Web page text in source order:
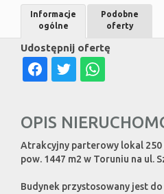
Udostępnij ofertę
Informacje
ogólne
Podobne
oferty
OPIS
Atrakcyjny parterowy lokal 250
pow. 1447 m2 w Toruniu na ul.
Budynek przystosowany jest